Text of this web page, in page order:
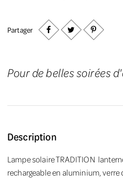
Partager
Pour de belles soirées
Description
Lampe solaire TRADITION
rechargeable en aluminium,